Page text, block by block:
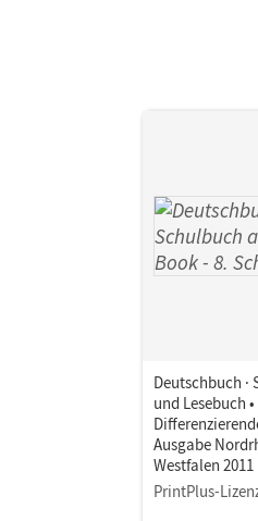
Deutschbuch ·
und Lesebuch •
Ausgabe
Westfalen 2011
Schuljahr •
PrintPlus-